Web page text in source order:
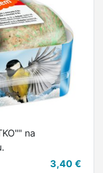
na
3,40 €